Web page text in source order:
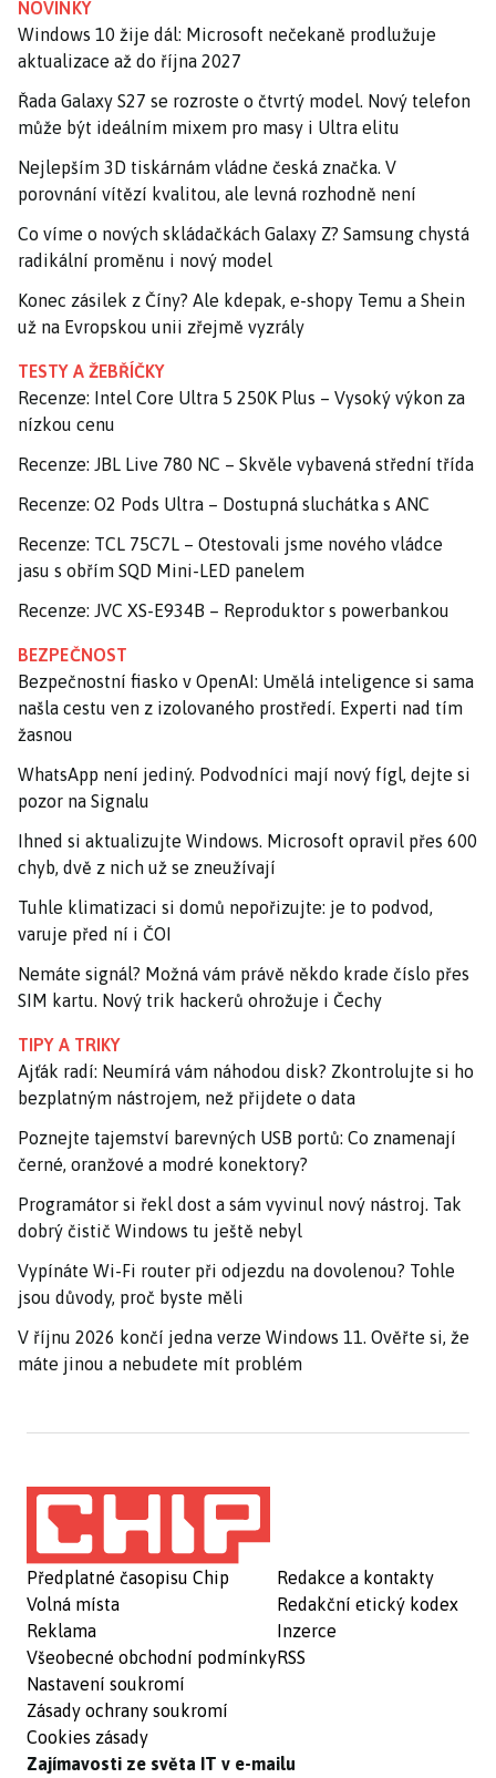
NOVINKY
Windows 10 žije dál: Microsoft nečekaně prodlužuje
aktualizace až do října 2027
Řada Galaxy S27 se rozroste o čtvrtý model. Nový telefon
může být ideálním mixem pro masy i Ultra elitu
Nejlepším 3D tiskárnám vládne česká značka. V
porovnání vítězí kvalitou, ale levná rozhodně není
Co víme o nových skládačkách Galaxy Z? Samsung chystá
radikální proměnu i nový model
Konec zásilek z Číny? Ale kdepak, e-shopy Temu a Shein
už na Evropskou unii zřejmě vyzrály
TESTY A ŽEBŘÍČKY
Recenze: Intel Core Ultra 5 250K Plus – Vysoký výkon za
nízkou cenu
Recenze: JBL Live 780 NC – Skvěle vybavená střední třída
Recenze: O2 Pods Ultra – Dostupná sluchátka s ANC
Recenze: TCL 75C7L – Otestovali jsme nového vládce
jasu s obřím SQD Mini-LED panelem
Recenze: JVC XS-E934B – Reproduktor s powerbankou
BEZPEČNOST
Bezpečnostní fiasko v OpenAI: Umělá inteligence si sama
našla cestu ven z izolovaného prostředí. Experti nad tím
žasnou
WhatsApp není jediný. Podvodníci mají nový fígl, dejte si
pozor na Signalu
Ihned si aktualizujte Windows. Microsoft opravil přes 600
chyb, dvě z nich už se zneužívají
Tuhle klimatizaci si domů nepořizujte: je to podvod,
varuje před ní i ČOI
Nemáte signál? Možná vám právě někdo krade číslo přes
SIM kartu. Nový trik hackerů ohrožuje i Čechy
TIPY A TRIKY
Ajťák radí: Neumírá vám náhodou disk? Zkontrolujte si ho
bezplatným nástrojem, než přijdete o data
Poznejte tajemství barevných USB portů: Co znamenají
černé, oranžové a modré konektory?
Programátor si řekl dost a sám vyvinul nový nástroj. Tak
dobrý čistič Windows tu ještě nebyl
Vypínáte Wi-Fi router při odjezdu na dovolenou? Tohle
jsou důvody, proč byste měli
V říjnu 2026 končí jedna verze Windows 11. Ověřte si, že
máte jinou a nebudete mít problém
Předplatné časopisu Chip
Volná místa
Reklama
Všeobecné obchodní podmínky
Nastavení soukromí
Zásady ochrany soukromí
Cookies zásady
Redakce a kontakty
Redakční etický kodex
Inzerce
RSS
Zajímavosti ze světa IT v e-mailu